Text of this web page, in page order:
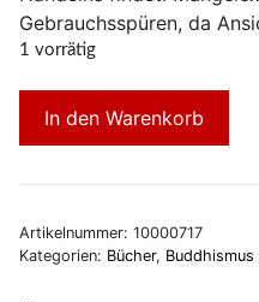
Gebrauchsspüren, da
1 vorrätig
In den Warenkorb
Artikelnummer: 10000717
Kategorien: Bücher, Buddhismus